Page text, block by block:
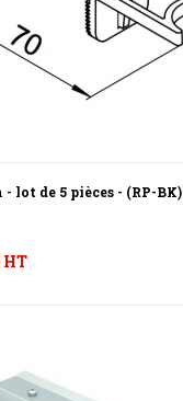
lot de 5 pièces - (RP-BK)
HT